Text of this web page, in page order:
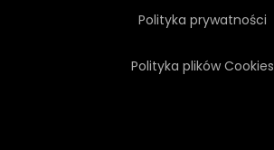
Polityka prywatności
Polityka plików Cookies